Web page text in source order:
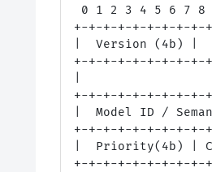
0 1 2 3 4 5 6 7 8
+-+-+-+-+-+-+-+-+-
|  Version (4b) |
+-+-+-+-+-+-+-+-+-
|
+-+-+-+-+-+-+-+-+-
|  Model ID /
+-+-+-+-+-+-+-+-+-
|  Priority(4b) |
+-+-+-+-+-+-+-+-+-